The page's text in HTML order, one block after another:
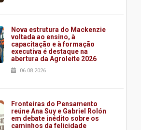
Nova estrutura do Mackenzie
voltada ao ensino, à
capacitação e à formação
executiva é destaque na
abertura da Agroleite 2026
06.08.2026
Fronteiras do Pensamento
reúne Ana Suy e Gabriel Rolón
em debate inédito sobre os
caminhos da felicidade